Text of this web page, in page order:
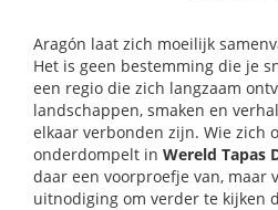
Aragón laat zich moeilijk
Het is geen bestemming die je
een regio die zich langzaam
landschappen, smaken en
elkaar verbonden zijn. Wie zich
onderdompelt in Wereld Tapas
daar een voorproefje van, maar
uitnodiging om verder te kijken